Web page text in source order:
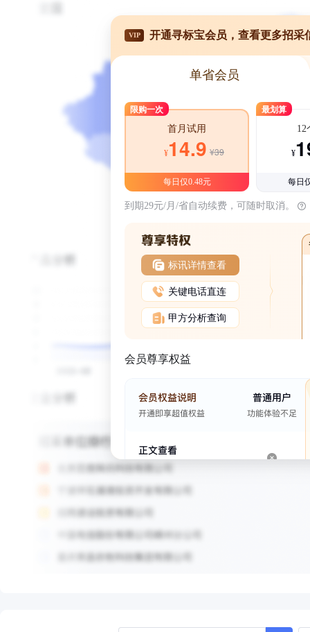
VIP 开通寻标宝会员，查看更多招采
单省会员
限购一次
首月试用
¥14.9 ¥39
每日仅0.48元
最划算
12
¥
每日
到期29元/月/省自动续费，可随时取消。
标讯详情查看
关键电话直连
甲方分析查询
会员尊享权益